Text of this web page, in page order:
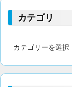
カテゴリ
テ
リ